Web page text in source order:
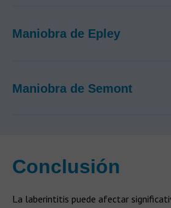
Maniobra de Epley
Maniobra de Semont
Conclusión
La laberintitis puede afectar